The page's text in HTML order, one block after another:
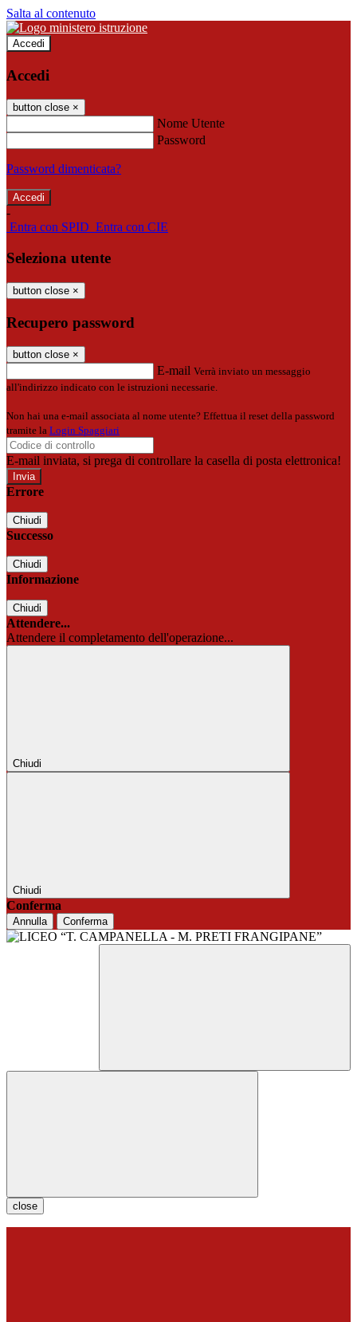
Salta al contenuto
Accedi
Accedi
button close ×
Nome Utente
Password
Password dimenticata?
-
Entra con SPID Entra con CIE
Seleziona utente
button close ×
Recupero password
button close ×
E-mail Verrà inviato un messaggio
all'indirizzo indicato con le istruzioni necessarie.
Non hai una e-mail associata al nome utente? Effettua il reset della password
tramite la Login Spaggiari
E-mail inviata, si prega di controllare la casella di posta elettronica!
Errore
Chiudi
Successo
Chiudi
Informazione
Chiudi
Attendere...
Attendere il completamento dell'operazione...
Chiudi
Chiudi
Conferma
Annulla Conferma
close